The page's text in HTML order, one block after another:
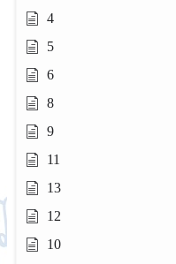
4
5
6
8
9
11
13
12
10